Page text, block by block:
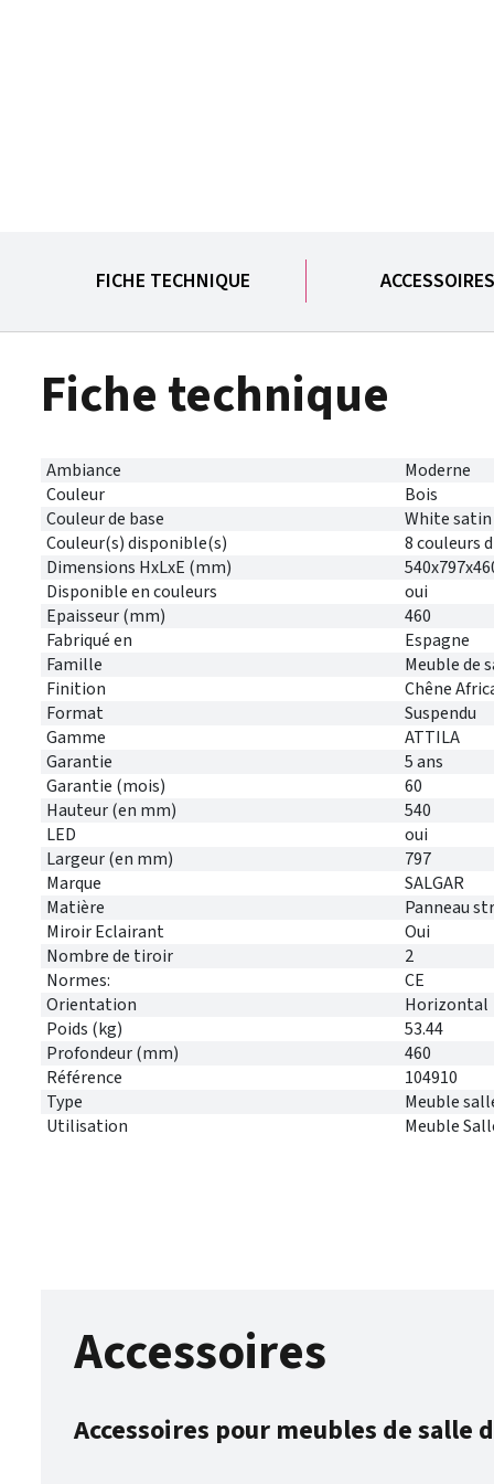
FICHE TECHNIQUE ACCESSOIRES
Fiche technique
Ambiance
Moderne
Couleur
Bois
Couleur de base
White satin
Couleur(s) disponible(s)
8 couleurs
Dimensions HxLxE (mm)
Disponible en couleurs
oui
Epaisseur (mm)
460
Fabriqué en
Espagne
Famille
Meuble de
Finition
Chêne
Format
Suspendu
Gamme
ATTILA
Garantie
5 ans
Garantie (mois)
60
Hauteur (en mm)
540
LED
oui
Largeur (en mm)
797
Marque
SALGAR
Matière
Panneau
Miroir Eclairant
Oui
Nombre de tiroir
2
Normes:
CE
Orientation
Horizontal
Poids (kg)
53.44
Profondeur (mm)
460
Référence
104910
Type
Meuble
Utilisation
Meuble
Accessoires
Accessoires pour meubles de salle